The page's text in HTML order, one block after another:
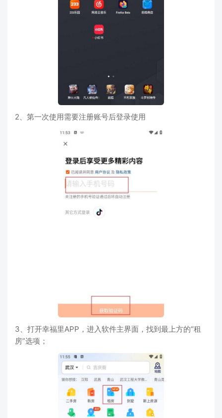
2、第一次使用需要注册账号后登录使用
3、打开幸福里APP，进入软件主界面，找到最上方的“租
房”选项；